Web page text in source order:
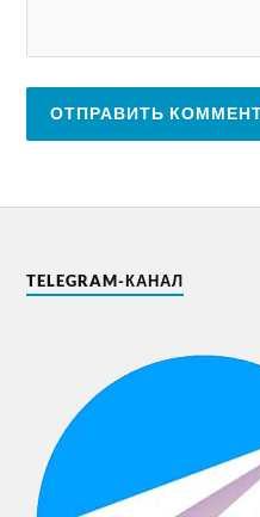
TELEGRAM-КАНАЛ